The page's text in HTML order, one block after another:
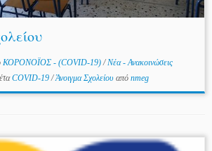
ΚΟΡΟΝΟΪΟΣ - (COVID-19)/Νέα - Ανακοινώσεις
COVID-19/Άνοιγμα Σχολείου από nmeg